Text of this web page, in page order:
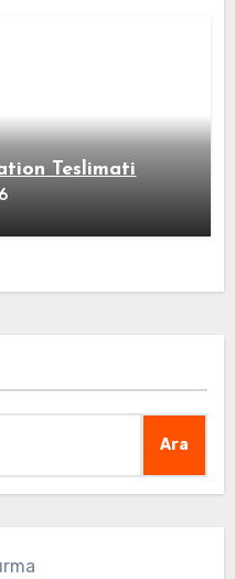
Teslimati
Ara